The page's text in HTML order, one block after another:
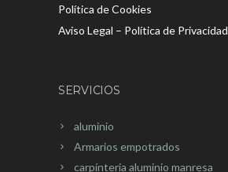
Política de Cookies
Aviso Legal – Política de Privacidad
SERVICIOS
aluminio
Armarios empotrados
carpínteria aluminio manresa